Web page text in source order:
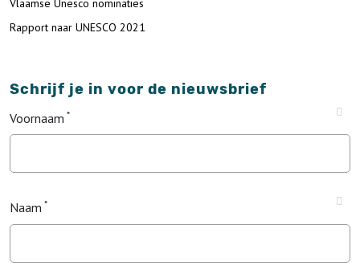
Vlaamse Unesco nominaties
Rapport naar UNESCO 2021
Schrijf je in voor de nieuwsbrief
Voornaam
Naam